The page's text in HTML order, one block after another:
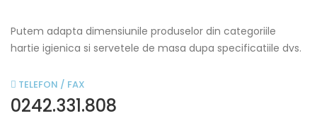
Putem adapta dimensiunile produselor din categoriile
hartie igienica si servetele de masa dupa specificatiile dvs.
TELEFON / FAX
0242.331.808